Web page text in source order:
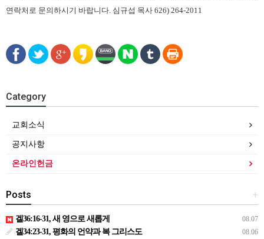
연락처로 문의하시기 바랍니다. 심규섭 목사 626) 264-2011
Category
교회소식
공지사항
온라인헌금
+
Posts
08.07
겔36:16-31, 새 영으로 새롭게
08.06
겔34:23-31, 평화의 언약과 복 그리스도